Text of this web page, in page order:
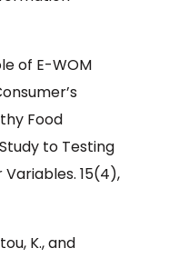
of E-WOM
Food
to Testing
15(4),
K., and